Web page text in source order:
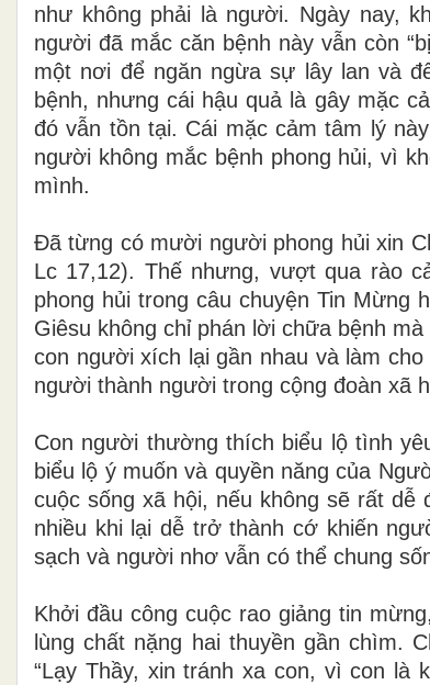
như không phải là người. Ngày nay,
người đã mắc căn bệnh này vẫn còn
một nơi để ngăn ngừa sự lây lan và
bệnh, nhưng cái hậu quả là gây mặc
đó vẫn tồn tại. Cái mặc cảm tâm lý
người không mắc bệnh phong hủi, vì
mình.
Đã từng có mười người phong hủi xin
Lc 17,12). Thế nhưng, vượt qua rào
phong hủi trong câu chuyện Tin Mừng
Giêsu không chỉ phán lời chữa bệnh
con người xích lại gần nhau và làm
người thành người trong cộng đoàn xã
Con người thường thích biểu lộ tình
biểu lộ ý muốn và quyền năng của
cuộc sống xã hội, nếu không sẽ rất dễ
nhiều khi lại dễ trở thành cớ khiến
sạch và người nhơ vẫn có thể chung
Khởi đầu công cuộc rao giảng tin
lùng chất nặng hai thuyền gần chìm.
“Lạy Thầy, xin tránh xa con, vì con là